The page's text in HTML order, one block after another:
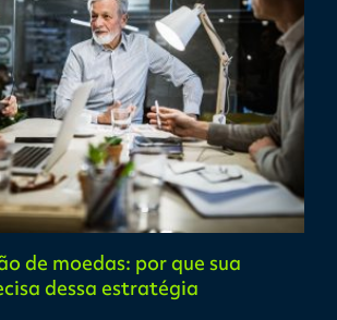
de moedas: por que sua
dessa estratégia